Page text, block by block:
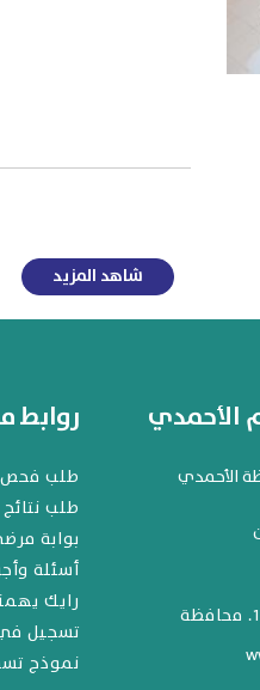
شاهد المزيد
الأحمدي
المهبولة, شارع 119. محافظة
روابط
طلب فحص
طلب نتائج
بوابة
أسئلة
رايك
تسجيل في
نموذج